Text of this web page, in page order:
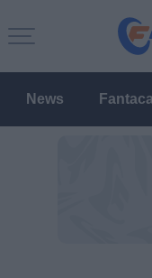
News